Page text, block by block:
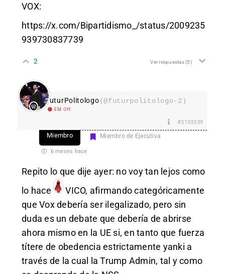
VOX:
https://x.com/Bipartidismo_/status/2009235
939730837739
2 Ver respuestas(5)
FuturPolitologo(@futurpolitologo-2)
EM Off
#3193339
Miembro Miembro de Ejecutiva
6 meses hace
Repito lo que dije ayer: no voy tan lejos como
lo hace
VICO, afirmando categóricamente
que Vox debería ser ilegalizado, pero sin
duda es un debate que debería de abrirse
ahora mismo en la UE si, en tanto que fuerza
títere de obedencia estrictamente yanki a
través de la cual la Trump Admin, tal y como